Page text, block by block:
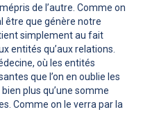
de l’autre. Comme on
être que génère notre
simplement au fait
entités qu’aux relations.
où les entités
que l’on en oublie les
plus qu’une somme
Comme on le verra par la